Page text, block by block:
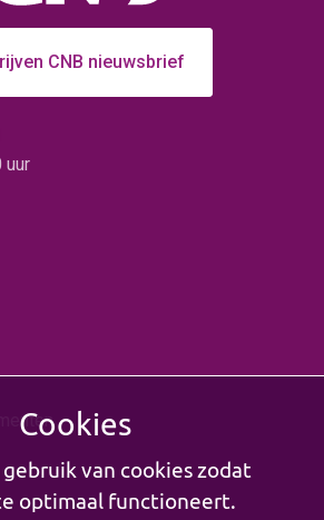
CNB nieuwsbrief
uur
Cookies
van cookies zodat
optimaal functioneert.